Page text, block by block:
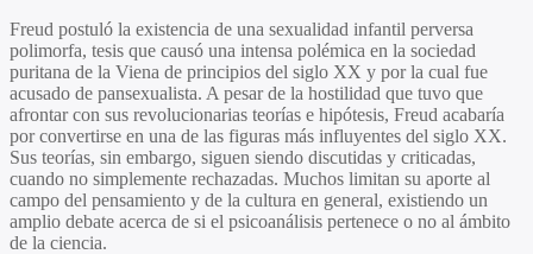
Freud postuló la existencia de una sexualidad infantil perversa
polimorfa, tesis que causó una intensa polémica en la sociedad
puritana de la Viena de principios del siglo XX y por la cual fue
acusado de pansexualista. A pesar de la hostilidad que tuvo que
afrontar con sus revolucionarias teorías e hipótesis, Freud acabaría
por convertirse en una de las figuras más influyentes del siglo XX.
Sus teorías, sin embargo, siguen siendo discutidas y criticadas,
cuando no simplemente rechazadas. Muchos limitan su aporte al
campo del pensamiento y de la cultura en general, existiendo un
amplio debate acerca de si el psicoanálisis pertenece o no al ámbito
de la ciencia.